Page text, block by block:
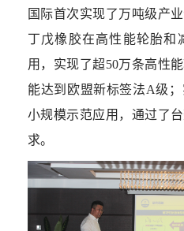
国际首次实现了万吨级产
丁戊橡胶在高性能轮胎和
用，实现了超50万条高性
能达到欧盟新标签法A级
小规模示范应用，通过了
求。